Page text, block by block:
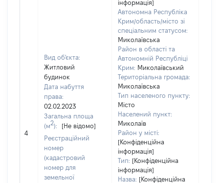
4
Вид об'єкта:
Житловий
будинок
Дата набуття
права:
02.02.2023
Загальна площа
(м2):
[Не відомо]
Реєстраційний
номер
(кадастровий
номер для
земельної
інформація]
Автономна Республіка
Крим/область/місто зі
спеціальним статусом:
Миколаївська
Район в області та
Автономній Республіці
Крим: Миколаївський
Територіальна громада:
Миколаївська
Тип населеного пункту:
Місто
Населений пункт:
Миколаїв
Район у місті:
[Конфіденційна
інформація]
Тип: [Конфіденційна
інформація]
Назва: [Конфіденційна